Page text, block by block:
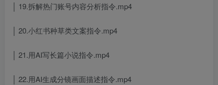
│ 19.拆解热门账号内容分析指令.mp4
│ 20.小红书种草类文案指令.mp4
│ 21.用AI写长篇小说指令.mp4
│ 22.用AI生成分镜画面描述指令.mp4